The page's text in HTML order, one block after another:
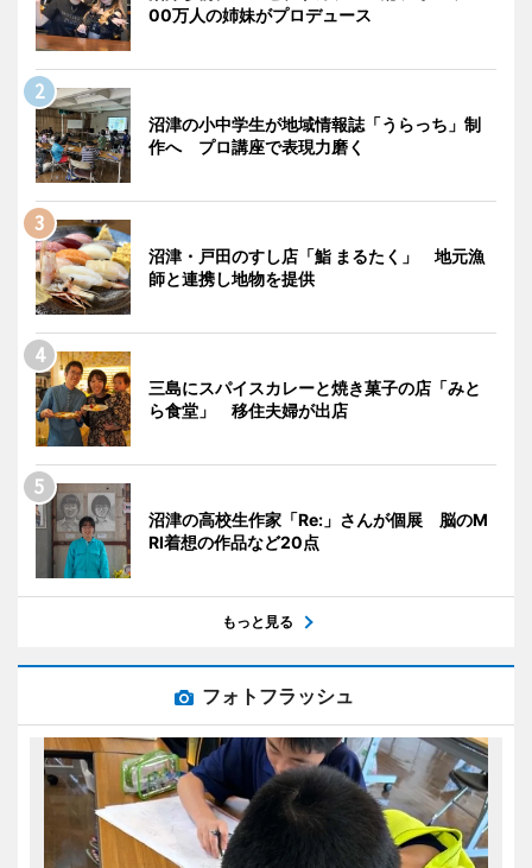
00万人の姉妹がプロデュース
沼津の小中学生が地域情報誌「うらっち」制
作へ プロ講座で表現力磨く
沼津・戸田のすし店「鮨 まるたく」 地元漁
師と連携し地物を提供
三島にスパイスカレーと焼き菓子の店「みと
ら食堂」 移住夫婦が出店
沼津の高校生作家「Re:」さんが個展 脳のM
RI着想の作品など20点
もっと見る
フォトフラッシュ